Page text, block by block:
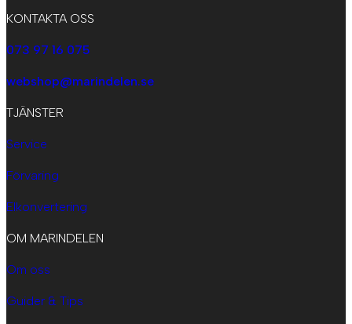
KONTAKTA OSS
073 97 16 075
webshop@marindelen.se
TJÄNSTER
Service
Förvaring
Elkonvertering
OM MARINDELEN
Om oss
Guider & Tips